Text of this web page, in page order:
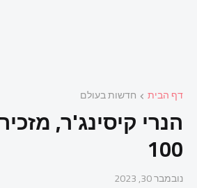
דף הבית חדשות בעולם
הנרי קיסינג'ר,
100
נובמבר 30, 2023